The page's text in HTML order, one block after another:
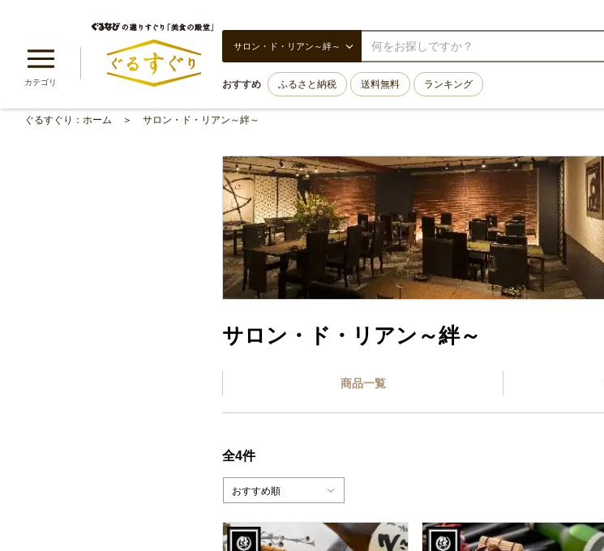
カテゴリ
サロン・ド・リアン～絆～
おすすめ ふるさと納税 送料無料 ランキング
ぐるすぐり：ホーム サロン・ド・リアン～絆～
サロン・ド・リアン～絆～
商品一覧
全4件
おすすめ順